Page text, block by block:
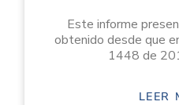
Este informe
obtenido desde que
1448 de
LEER